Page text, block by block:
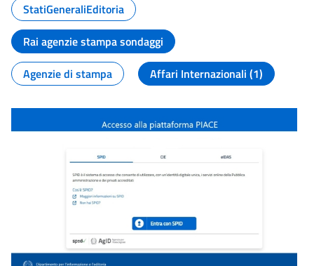
StatiGeneraliEditoria
Rai agenzie stampa sondaggi
Agenzie di stampa
Affari Internazionali (1)